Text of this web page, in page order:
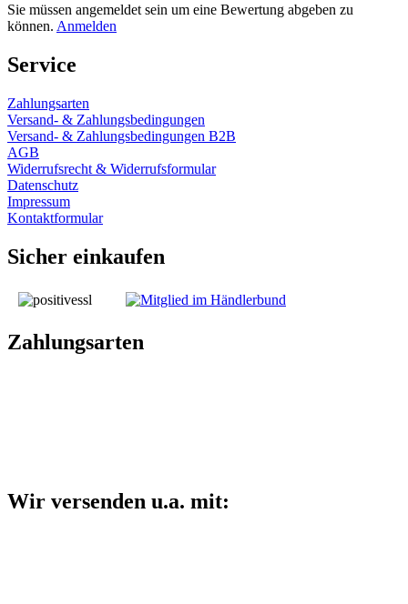
Sie müssen angemeldet sein um eine Bewertung abgeben zu
können. Anmelden
Service
Zahlungsarten
Versand- & Zahlungsbedingungen
Versand- & Zahlungsbedingungen B2B
AGB
Widerrufsrecht & Widerrufsformular
Datenschutz
Impressum
Kontaktformular
Sicher einkaufen
Zahlungsarten
Wir versenden u.a. mit: